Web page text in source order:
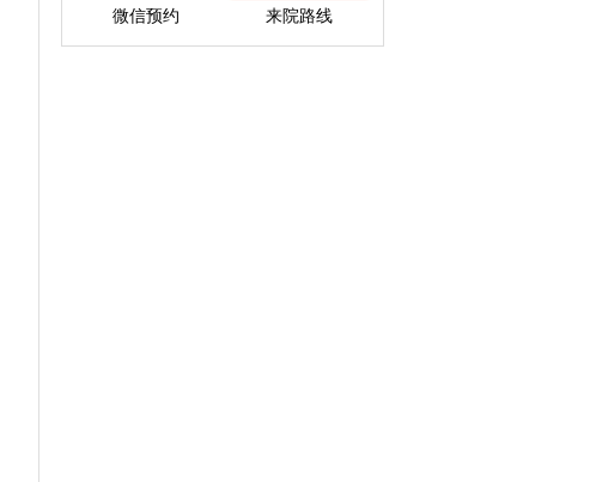
微信预约 来院路线